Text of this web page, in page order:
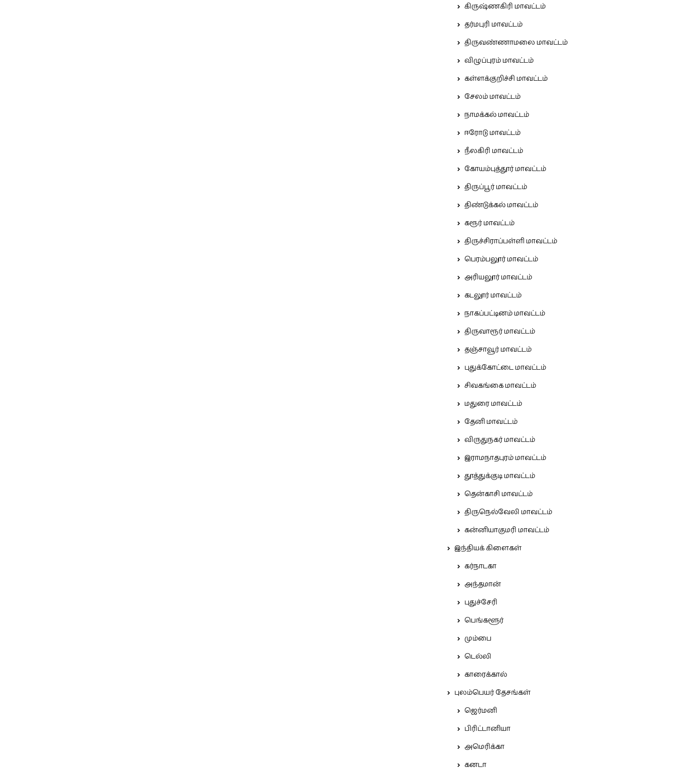
கிருஷ்ணகிரி மாவட்டம்
தர்மபுரி மாவட்டம்
திருவண்ணாமலை மாவட்டம்
விழுப்புரம் மாவட்டம்
கள்ளக்குறிச்சி மாவட்டம்
சேலம் மாவட்டம்
நாமக்கல் மாவட்டம்
ஈரோடு மாவட்டம்
நீலகிரி மாவட்டம்
கோயம்புத்தூர் மாவட்டம்
திருப்பூர் மாவட்டம்
திண்டுக்கல் மாவட்டம்
கரூர் மாவட்டம்
திருச்சிராப்பள்ளி மாவட்டம்
பெரம்பலூர் மாவட்டம்
அரியலூர் மாவட்டம்
கடலூர் மாவட்டம்
நாகப்பட்டினம் மாவட்டம்
திருவாரூர் மாவட்டம்
தஞ்சாவூர் மாவட்டம்
புதுக்கோட்டை மாவட்டம்
சிவகங்கை மாவட்டம்
மதுரை மாவட்டம்
தேனி மாவட்டம்
விருதுநகர் மாவட்டம்
இராமநாதபுரம் மாவட்டம்
தூத்துக்குடி மாவட்டம்
தென்காசி மாவட்டம்
திருநெல்வேலி மாவட்டம்
கன்னியாகுமரி மாவட்டம்
இந்தியக் கிளைகள்
கர்நாடகா
அந்தமான்
புதுச்சேரி
பெங்களூர்
மும்பை
டெல்லி
காரைக்கால்
புலம்பெயர் தேசங்கள்
ஜெர்மனி
பிரிட்டானியா
அமெரிக்கா
கனடா